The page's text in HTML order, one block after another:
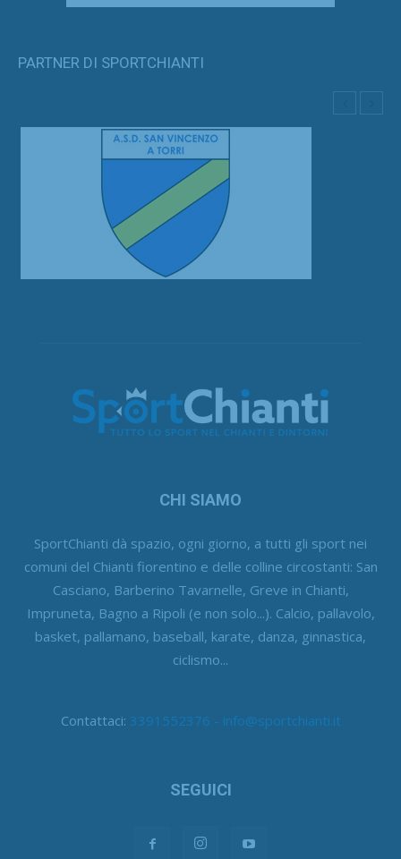
PARTNER DI SPORTCHIANTI
CHI SIAMO
SportChianti dà spazio, ogni giorno, a tutti gli sport nei
comuni del Chianti fiorentino e delle colline circostanti: San
Casciano, Barberino Tavarnelle, Greve in Chianti,
Impruneta, Bagno a Ripoli (e non solo...). Calcio, pallavolo,
basket, pallamano, baseball, karate, danza, ginnastica,
ciclismo...
Contattaci: 3391552376 - info@sportchianti.it
SEGUICI